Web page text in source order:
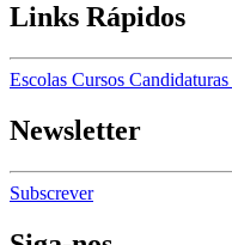
Links Rápidos
Escolas Cursos Candidaturas
Newsletter
Subscrever